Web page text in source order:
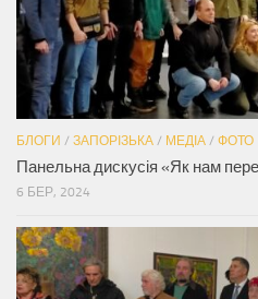
БЛОГИ / ЗАПОРІЗЬКА / МЕДІА / ФОТО
Панельна дискусія «Як нам
6 БЕР, 2024